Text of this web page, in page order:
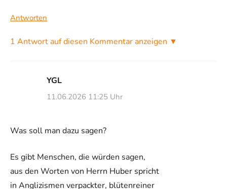
Antworten
1 Antwort auf diesen Kommentar anzeigen ▼
YGL
11.06.2026 11:25 Uhr
Was soll man dazu sagen?
Es gibt Menschen, die würden sagen,
aus den Worten von Herrn Huber spricht
in Anglizismen verpackter, blütenreiner